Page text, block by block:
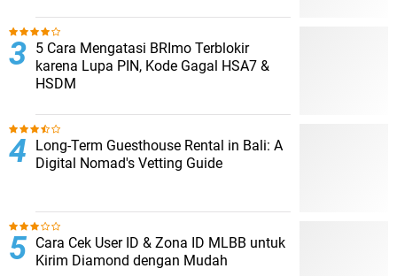
5 Cara Mengatasi BRImo Terblokir
karena Lupa PIN, Kode Gagal HSA7 &
HSDM
Long-Term Guesthouse Rental in Bali: A
Digital Nomad's Vetting Guide
Cara Cek User ID & Zona ID MLBB untuk
Kirim Diamond dengan Mudah